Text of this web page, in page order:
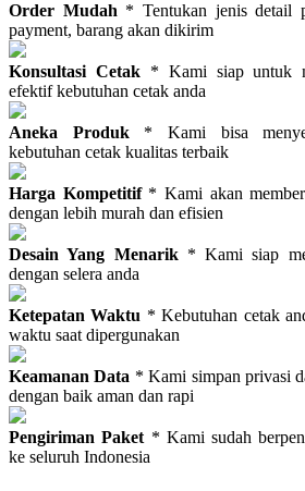
Order Mudah * Tentukan jenis detail
payment, barang akan dikirim
Konsultasi Cetak* Kami siap untuk
efektif kebutuhan cetak anda
Aneka Produk * Kami bisa
kebutuhan cetak kualitas terbaik
Harga Kompetitif* Kami akan
dengan lebih murah dan efisien
Desain Yang Menarik* Kami siap
dengan selera anda
Ketepatan Waktu * Kebutuhan cetak
waktu saat dipergunakan
Keamanan Data * Kami simpan privasi
dengan baik aman dan rapi
Pengiriman Paket * Kami sudah
ke seluruh Indonesia